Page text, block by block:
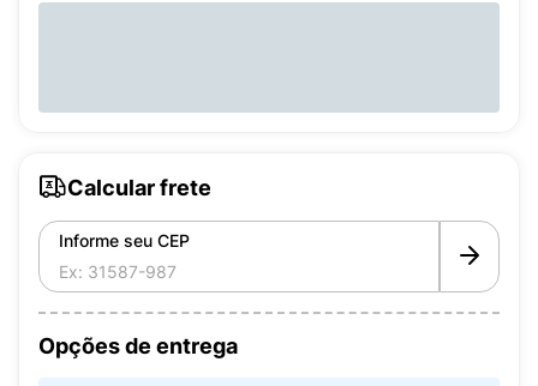
Calcular frete
Informe seu CEP
Opções de entrega